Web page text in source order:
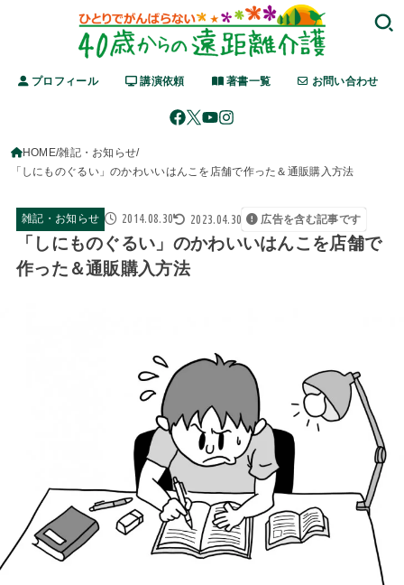
プロフィール 講演依頼 著書一覧 お問い合わせ
HOME 雑記・お知らせ
「しにものぐるい」のかわいいはんこを店舗で作った＆通販購入方法
雑記・お知らせ 2014.08.30 2023.04.30 広告を含む記事です
「しにものぐるい」のかわいいはんこを店舗で
作った＆通販購入方法